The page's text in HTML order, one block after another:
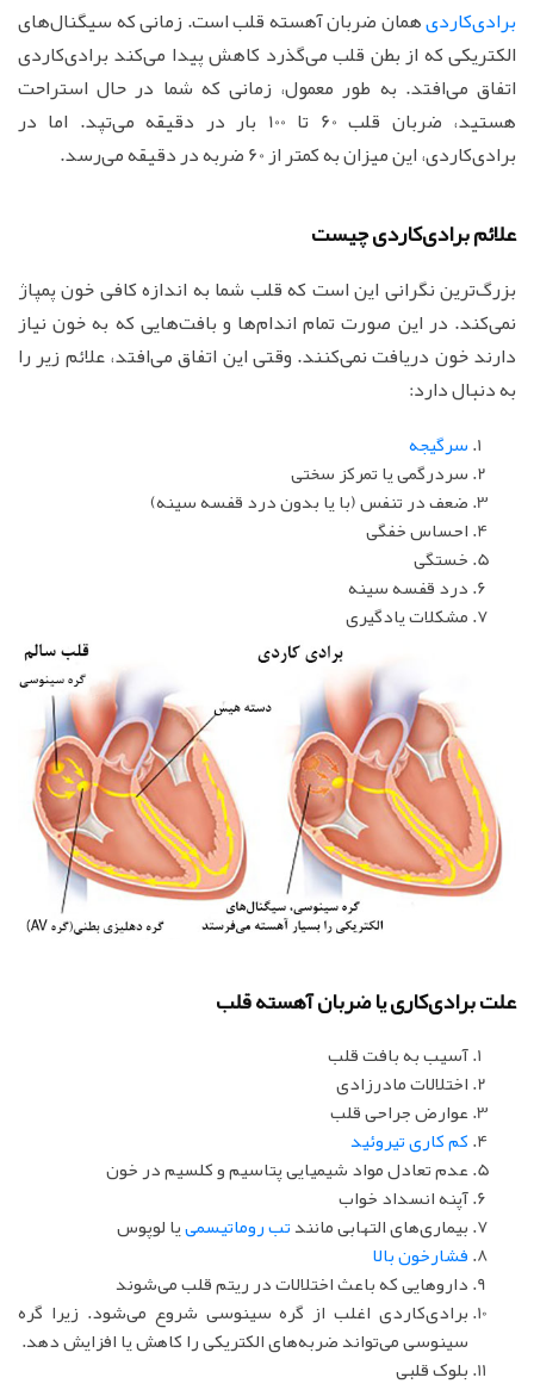
برادی‌کاردیهمان ضربان آهسته قلب است. زمانی که سیگنال‌های
الکتریکی که از بطن قلب می‌گذرد کاهش پیدا می‌کند برادی‌کاردی
اتفاق می‌افتد. به طور معمول، زمانی که شما در حال استراحت
هستید، ضربان قلب 60 تا 100 بار در دقیقه می‌تپد. اما در
برادی‌کاردی، این میزان به کمتر از 60 ضربه در دقیقه می‌رسد.
علائم برادی‌کاردی چیست
بزرگ‌ترین نگرانی این است که قلب شما به اندازه کافی خون پمپاژ
نمی‌کند. در این صورت تمام اندام‌ها و بافت‌هایی که به خون نیاز
دارند خون دریافت نمی‌کنند. وقتی این اتفاق می‌افتد، علائم زیر را
به دنبال دارد:
سرگیجه
سردرگمی یا تمرکز سختی
ضعف در تنفس (با یا بدون درد قفسه سینه)
احساس خفگی
خستگی
درد قفسه سینه
مشکلات یادگیری
علت برادی‌کاری یا ضربان آهسته قلب
آسیب به بافت قلب
اختلالات مادرزادی
عوارض جراحی قلب
کم کاری تیروئید
عدم تعادل مواد شیمیایی پتاسیم و کلسیم در خون
آپنه انسداد خواب
بیماری‌های التهابی مانندتب روماتیسمییا لوپوس
فشارخون بالا
داروهایی که باعث اختلالات در ریتم قلب می‌شوند
برادی‌کاردی اغلب از گره سینوسی شروع می‌شود. زیرا گره
سینوسی می‌تواند ضربه‌های الکتریکی را کاهش یا افزایش دهد.
بلوک قلبی